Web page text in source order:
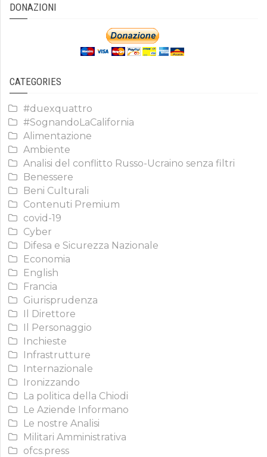
DONAZIONI
CATEGORIES
#duexquattro
#SognandoLaCalifornia
Alimentazione
Ambiente
Analisi del conflitto Russo-Ucraino senza filtri
Benessere
Beni Culturali
Contenuti Premium
covid-19
Cyber
Difesa e Sicurezza Nazionale
Economia
English
Francia
Giurisprudenza
Il Direttore
Il Personaggio
Inchieste
Infrastrutture
Internazionale
Ironizzando
La politica della Chiodi
Le Aziende Informano
Le nostre Analisi
Militari Amministrativa
ofcs.press